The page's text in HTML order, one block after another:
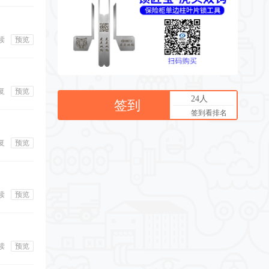
预览
预览
预览
预览
预览
签到 24人
签到看排名